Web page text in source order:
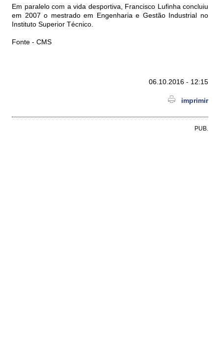
Em paralelo com a vida desportiva, Francisco Lufinha concluiu
em 2007 o mestrado em Engenharia e Gestão Industrial no
Instituto Superior Técnico.
Fonte - CMS
06.10.2016 - 12:15
imprimir
PUB.